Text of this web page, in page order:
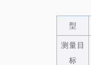
型
测量目
标